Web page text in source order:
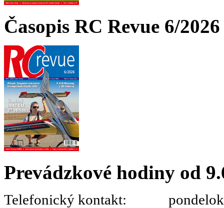
Časopis RC Revue 6/
Prevádzkové hodiny od
Telefonický kontakt: